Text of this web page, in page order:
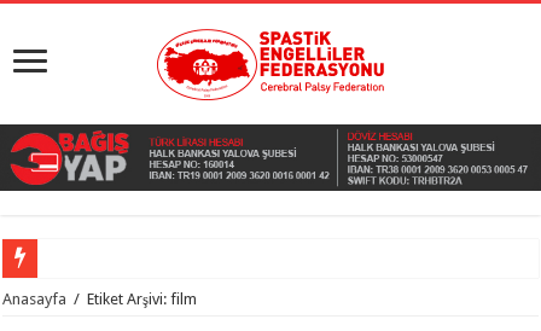
Anasayfa / Etiket Arşivi: film